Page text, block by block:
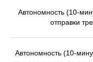
Автономность (10-
отправки
Автономность (10-